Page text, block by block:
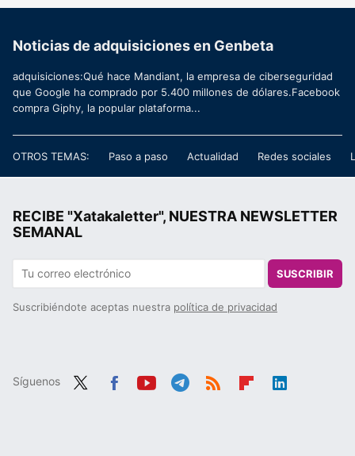
Noticias de adquisiciones en Genbeta
adquisiciones:Qué hace Mandiant, la empresa de ciberseguridad
que Google ha comprado por 5.400 millones de dólares.Facebook
compra Giphy, la popular plataforma...
OTROS TEMAS: Paso a paso Actualidad Redes sociales
RECIBE "Xatakaletter", NUESTRA NEWSLETTER
SEMANAL
SUSCRIBIR
Suscribiéndote aceptas nuestra política de privacidad
Síguenos